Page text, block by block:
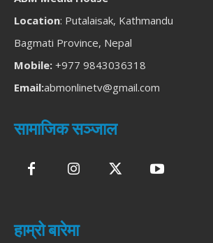
Location: Putalaisak, Kathmandu
Bagmati Province, Nepal
Mobile: +977 9843036318
Email:abmonlinetv@gmail.com
सामाजिक सञ्जाल
हाम्रो बारेमा